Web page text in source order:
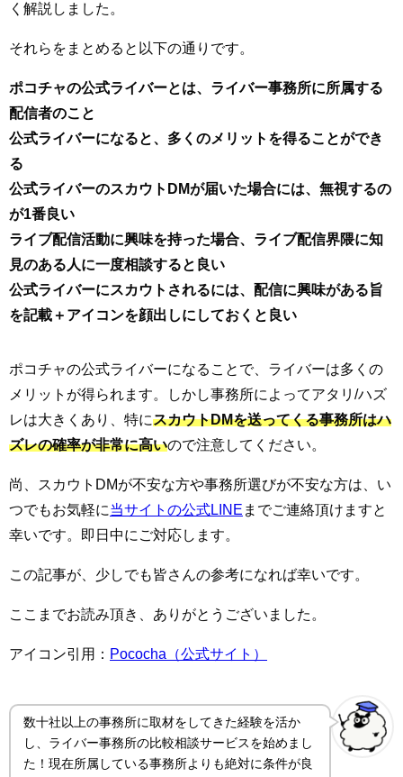
く解説しました。
それらをまとめると以下の通りです。
ポコチャの公式ライバーとは、ライバー事務所に所属する
配信者のこと
公式ライバーになると、多くのメリットを得ることができ
る
公式ライバーのスカウトDMが届いた場合には、無視するの
が1番良い
ライブ配信活動に興味を持った場合、ライブ配信界隈に知
見のある人に一度相談すると良い
公式ライバーにスカウトされるには、配信に興味がある旨
を記載＋アイコンを顔出しにしておくと良い
ポコチャの公式ライバーになることで、ライバーは多くの
メリットが得られます。しかし事務所によってアタリ/ハズ
レは大きくあり、特にスカウトDMを送ってくる事務所はハ
ズレの確率が非常に高いので注意してください。
尚、スカウトDMが不安な方や事務所選びが不安な方は、い
つでもお気軽に当サイトの公式LINE までご連絡頂けますと
幸いです。即日中にご対応します。
この記事が、少しでも皆さんの参考になれば幸いです。
ここまでお読み頂き、ありがとうございました。
アイコン引用： Pococha（公式サイト）
数十社以上の事務所に取材をしてきた経験を活か
し、ライバー事務所の比較相談サービスを始めまし
た！現在所属している事務所よりも絶対に条件が良